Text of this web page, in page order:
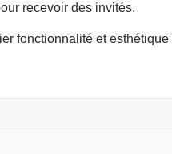
recevoir des invités.
fonctionnalité et